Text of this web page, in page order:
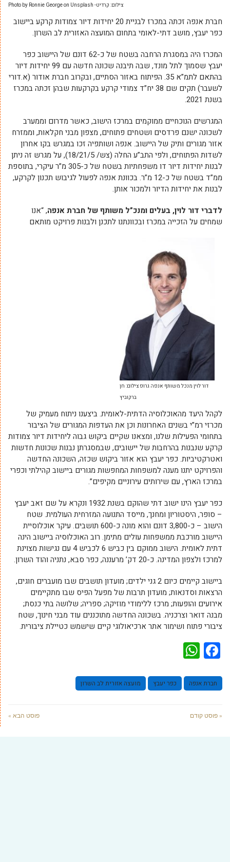
צילום: קרדיט- Photo by Ronnie George on Unsplash
חברת אנפה זכתה במכרז לבניית 20 יחידות דיור צמודות קרקע ביישוב
כפר יעבץ, מושב דתי-לאומי בתחום המועצה האזורית לב השרון.
המכרז היה במסגרת הרחבה בשטח של כ-62 דונם של היישוב כפר
יעבץ שסמוך לתל מונד, שבה תיבנה שכונה חדשה עם 99 יחידות דיור
בהתאם לתמ”א 35. הפיתוח באזור הסתיים, ובקרוב חברת אודור (א.דורי
לשעבר) תקים שם 38 יח”ד צמודי קרקע בקרקעות שבהן זכתה במכרז
בשנת 2021.
המגרשים הנוכחיים ממוקמים במרכז הישוב, כאשר מדרום וממערב
לשכונה ישנם פרדסים ושטחים פתוחים, מצפון מבני חקלאות, וממזרח
אזור מגורים ותיק של היישוב. אנפה ושותפיה זכו במגרש בקו אחרון
לשדות הפתוחים, ולפי התב”ע החלה (צש/ 18/21/5), על מגרש זה ניתן
לבנות יחידות דיור דו משפחתיות בשטח של כ-305 מ”ר עיקרי, בתוספת
ממ”ד בשטח של כ-12 מ”ר. בכוונת אנפה לפעול לגיבוש תכנון לקרקע,
לבנות את יחידות הדיור ולמכור אותן.
לדברי דור לוין, בעלים ומנכ”ל משותף של חברת אנפה, “אנו
שמחים על הזכייה במכרז ובכוונתנו לתכנן ולבנות פרויקט מותאם
דור לוין מנכל משותף אנפה גרופ צילום: חן
ברקוביץ
לקהל היעד מהאוכלוסיה הדתית-לאומית. ביצענו ניתוח מעמיק של
מכרזי רמ”י בשנים האחרונות וכן את העדפות המגורים של הציבור
בתחומי הפעילות שלנו, ומצאנו שקיים ביקוש גבוה ליחידות דיור צמודות
קרקע שנבנות בהרחבות של יישובים, שבמסגרתן נבנות שכונות חדשות
ואטרקטיביות. כפר יעבץ הוא אזור ביקוש שכזה, השכונה החדשה
והפרויקט יתנו מענה למשפחות המחפשות מגורים ביישוב קהילתי וכפרי
במרכז הארץ, עם שירותים עירוניים מקיפים”.
כפר יעבץ הינו ישוב דתי שהוקם בשנת 1932 ונקרא על שם זאב יעבץ
– סופר, היסטוריון ומחנך, מייסד התנועה המזרחית העולמית. שטח
הישוב – כ-3,800 דונם והוא מונה כ-600 תושבים. עיקר אוכלוסיית
היישוב מורכבת ממשפחות עולים מתימן. רוב האוכלוסיה ביישוב הינה
דתית לאומית. הישוב ממוקם בין כביש 6 לכביש 4 עם נגישות מצוינת
למרכז ולצפון המדינה. כ-20 דק’ מרעננה, כפר סבא, נתניה והוד השרון.
ביישוב קיימים כיום 2 גני ילדים; מועדון תושבים שבו מועברים חוגים,
הרצאות וסדנאות; מועדון תרבות של מפעל הפיס שבו מתקיימים
אירועים והופעות; מרכז ללימודי מוזיקה; ספריה; שלושה בתי כנסת;
מבנה דואר וצרכניה. בשכונה החדשה מתוכננים עוד מבני חינוך, שטח
ציבורי פתוח ושימור אתר ארכיאולוגי קיים שישמש כטיילת ציבורית.
Facebook
חברת אנפה כפר יעבץ מועצה אזורית לב השרון
« פוסט קודם פוסט הבא »